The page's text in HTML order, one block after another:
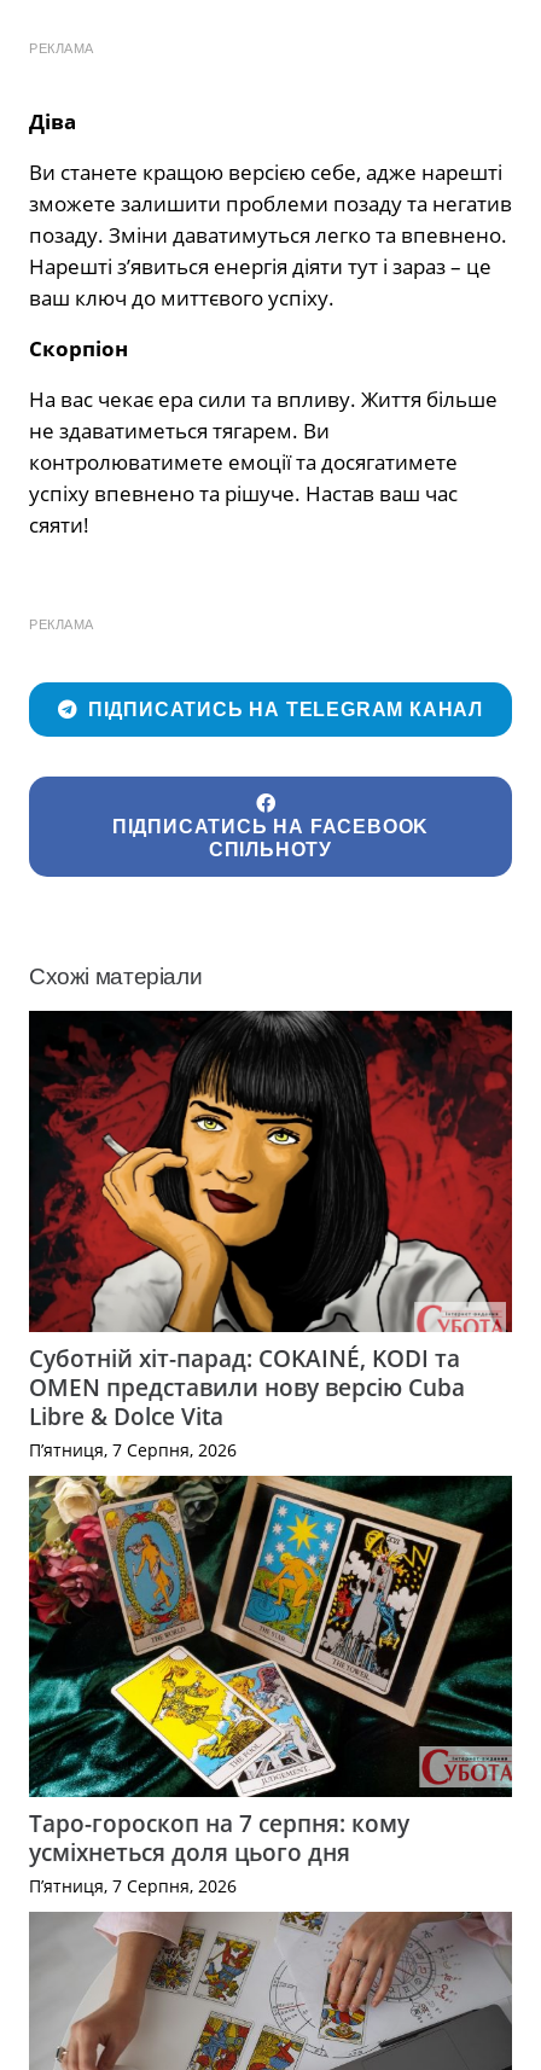
РЕКЛАМА
Діва
Ви станете кращою версією себе, адже нарешті
зможете залишити проблеми позаду та негатив
позаду. Зміни даватимуться легко та впевнено.
Нарешті з’явиться енергія діяти тут і зараз – це
ваш ключ до миттєвого успіху.
Скорпіон
На вас чекає ера сили та впливу. Життя більше
не здаватиметься тягарем. Ви
контролюватимете емоції та досягатимете
успіху впевнено та рішуче. Настав ваш час
сяяти!
РЕКЛАМА
ПІДПИСАТИСЬ НА TELEGRAM КАНАЛ
ПІДПИСАТИСЬ НА FACEBOOK
СПІЛЬНОТУ
Схожі матеріали
Суботній хіт-парад: COKAINÉ, KODI та
OMEN представили нову версію Cuba
Libre & Dolce Vita
П’ятниця, 7 Серпня, 2026
Таро-гороскоп на 7 серпня: кому
усміхнеться доля цього дня
П’ятниця, 7 Серпня, 2026